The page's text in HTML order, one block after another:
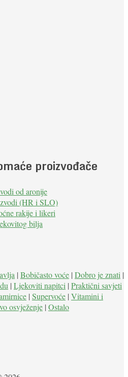
proizvođače
od aronije
(HR i SLO)
rakije i likeri
bilja
| Bobičasto voće | Dobro je znati |
| Ljekoviti napitci | Praktični savjeti
| Supervoće | Vitamini i
osvježenje | Ostalo